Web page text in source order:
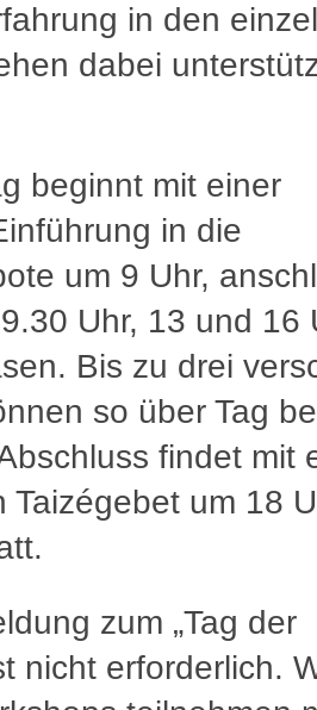
in den
dabei
beginnt mit einer
in die
um 9 Uhr,
Uhr, 13 und 16
Bis zu drei
so über Tag
findet mit
Taizégebet um 18
zum „Tag der
nicht erforderlich.